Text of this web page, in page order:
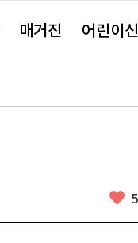
매거진 어린이
좋
5